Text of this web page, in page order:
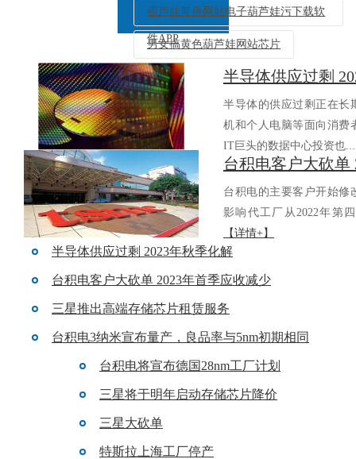
葫芦娃黄色网站电子葫芦娃污下载软
件APP
男女搞黄色葫芦娃网站芯片
返回列表 半导体供应过剩
半导体的供应过剩正在长期
机和个人电脑等面向消费者
IT巨头的数据中心投资也
台积电的主要客户开始修
影响代工厂从2022年第四
【详情+】
半导体供应过剩 2023年秋季化解
台积电客户大砍单 2023年首季应收减少
三星推出高端存储芯片租赁服务
台积电3纳米宣布量产，良品率与5nm初期相同
台积电将宣布德国28nm工厂计划
三星将于明年启动存储芯片降价
三星大砍单
特斯拉上海工厂停产